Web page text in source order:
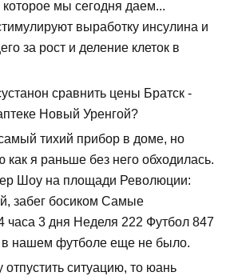
которое мы сегодня даем...
выработку инсулина и
за рост и деление клеток в
сравнить цены Братск -
Новый Уренгой?
тихий прибор в доме, но
как я раньше без него обходилась.
Шоу на площади Революции:
забег босиком Самые
часа 3 дня Неделя 222 Футбол 847
в нашем футболе еще не было.
отпустить ситуацию, то юань